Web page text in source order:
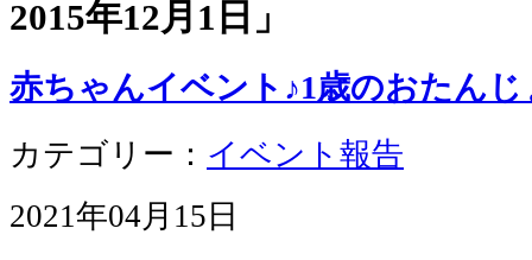
2015年12月1日 」
赤ちゃんイベント♪1歳のおたん
カテゴリー： イベント報告
2021年04月15日